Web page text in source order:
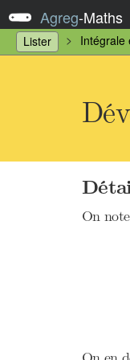
Agreg-Maths
Lister Intégrale
On